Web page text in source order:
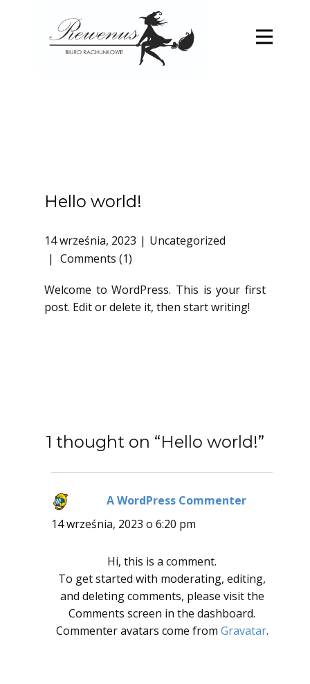
Hello world!
14 września, 2023
Uncategorized
Comments (1)
Welcome to WordPress. This is your first
post. Edit or delete it, then start writing!
1 thought on “Hello world!”
A WordPress Commenter
14 września, 2023 o 6:20 pm
Hi, this is a comment.
To get started with moderating, editing,
and deleting comments, please visit the
Comments screen in the dashboard.
Commenter avatars come from Gravatar.